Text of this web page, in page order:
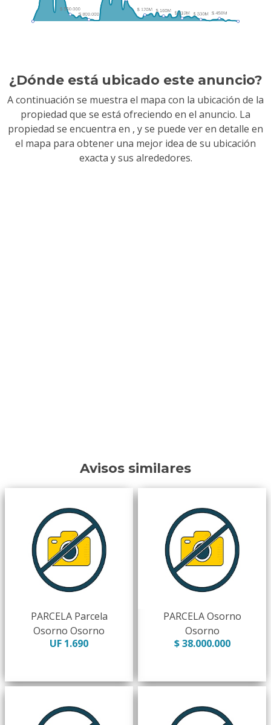
¿Dónde está ubicado este anuncio?
A continuación se muestra el mapa con la ubicación de la
propiedad que se está ofreciendo en el anuncio. La
propiedad se encuentra en , y se puede ver en detalle en
el mapa para obtener una mejor idea de su ubicación
exacta y sus alrededores.
Avisos similares
PARCELA Parcela
Osorno Osorno
UF 1.690
PARCELA Osorno
Osorno
$ 38.000.000